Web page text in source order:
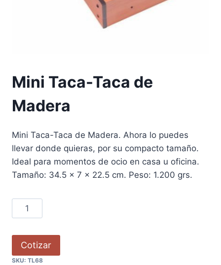
Mini Taca-Taca de
Madera
Mini Taca-Taca de Madera. Ahora lo puedes
llevar donde quieras, por su compacto tamaño.
Ideal para momentos de ocio en casa u oficina.
Tamaño: 34.5 x 7 x 22.5 cm. Peso: 1.200 grs.
Cotizar
SKU: TL68